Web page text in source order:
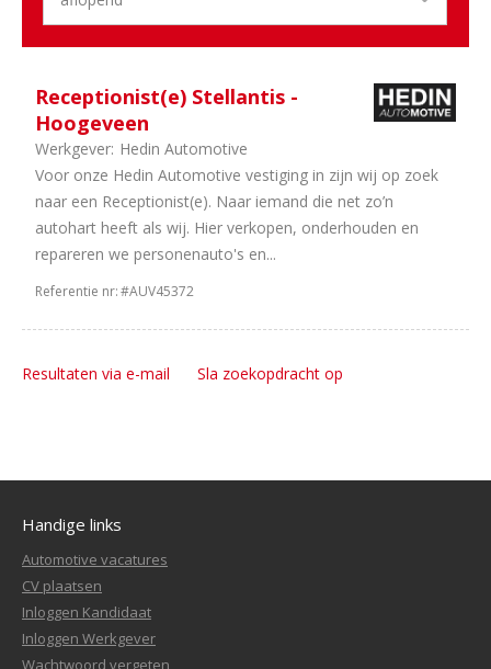
Receptionist(e) Stellantis -
Hoogeveen
Werkgever: Hedin Automotive
Voor onze Hedin Automotive vestiging in zijn wij op zoek
naar een Receptionist(e). Naar iemand die net zo’n
autohart heeft als wij. Hier verkopen, onderhouden en
repareren we personenauto's en...
Referentie nr:#AUV45372
Resultaten via e-mail Sla zoekopdracht op
Handige links
Automotive vacatures
CV plaatsen
Inloggen Kandidaat
Inloggen Werkgever
Wachtwoord vergeten